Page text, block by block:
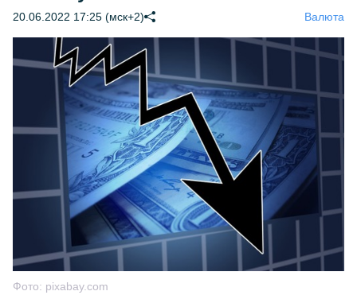
20.06.2022 17:25 (мск+2) Валюта
Фото: pixabay.com